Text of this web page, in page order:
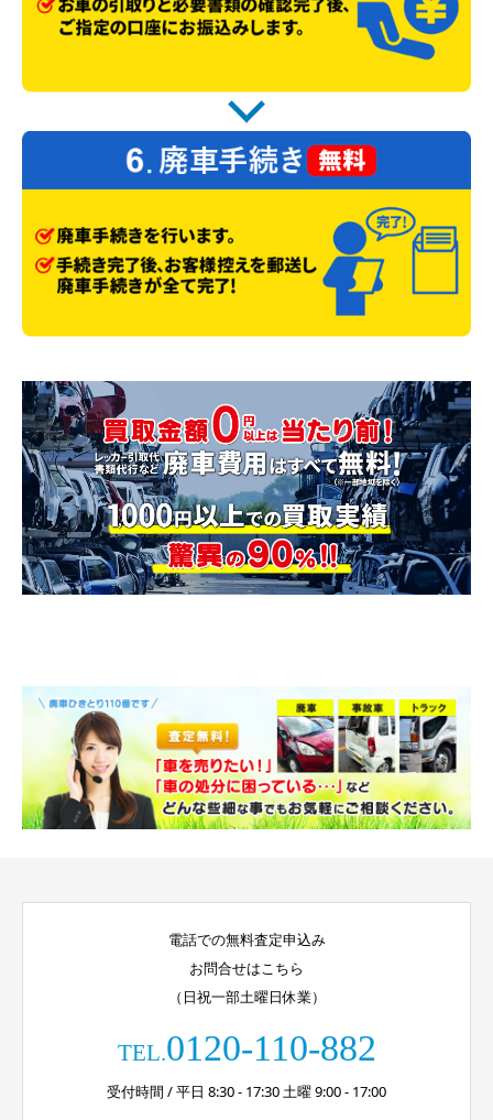
電話での無料査定申込み
お問合せはこちら
（日祝一部土曜日休業）
TEL.0120-110-882
受付時間 / 平日 8:30 - 17:30 土曜 9:00 - 17:00